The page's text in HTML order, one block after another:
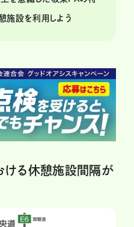
施設を利用しよう
る休憩施設間隔が